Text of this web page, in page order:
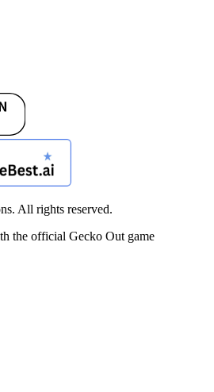
All rights reserved.
the official Gecko Out game